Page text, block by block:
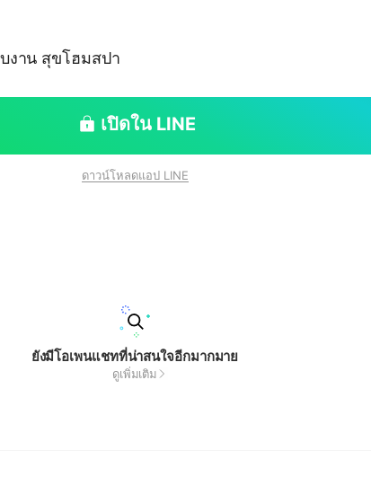
งาน สุขโฮมสปา
เปิดใน LINE
ดาวน์โหลดแอป LINE
ยังมีโอเพนแชทที่น่าสนใจอีกมากมาย
ดูเพิ่มเติม